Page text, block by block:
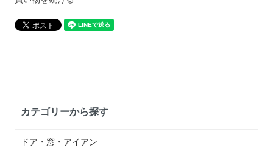
カテゴリーから探す
ドア・窓・アイアン